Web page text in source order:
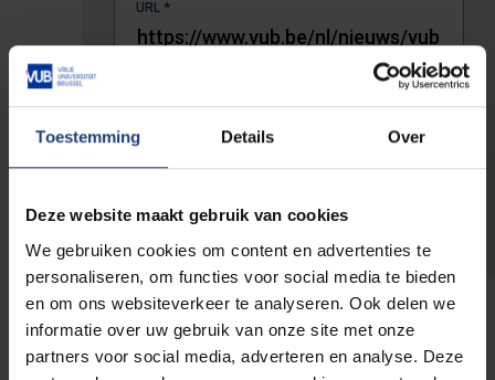
Toestemming Details Over
Deze website maakt gebruik van cookies
We gebruiken cookies om content en advertenties te
personaliseren, om functies voor social media te bieden
en om ons websiteverkeer te analyseren. Ook delen we
informatie over uw gebruik van onze site met onze
partners voor social media, adverteren en analyse. Deze
URL *
The full URL of the page where you encountered the error.